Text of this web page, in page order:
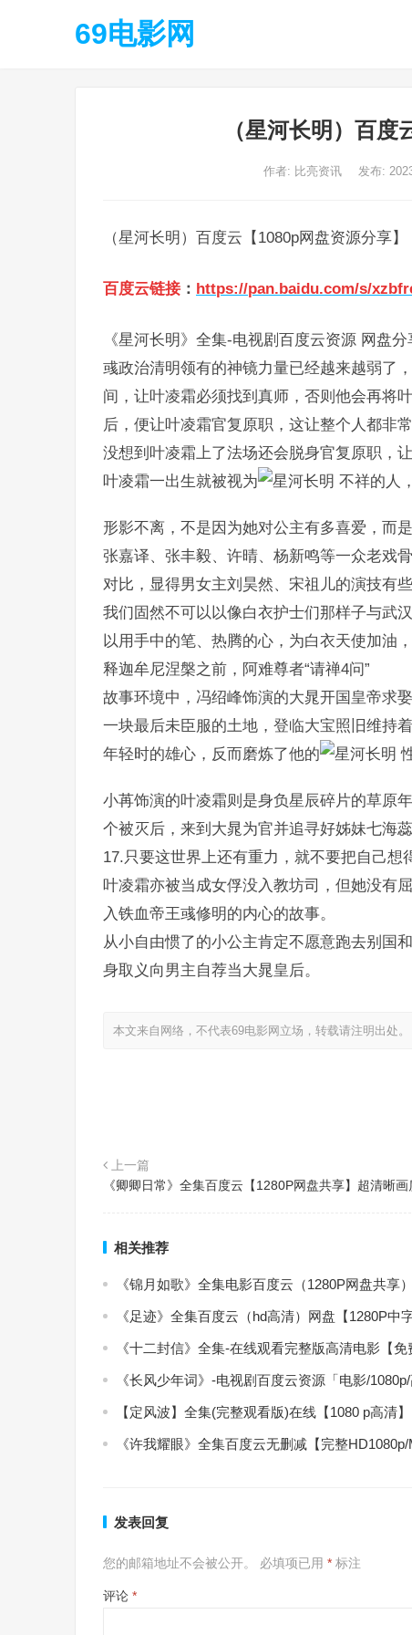
69电影网
（星河长明）百度
作者: 比亮资讯 发布:
（星河长明）百度云【1080p网盘资源分享】
百度云链接 ： https://pan.baidu.com/s/
《星河长明》全集-电视剧百度云资源 网盘分
彧政治清明领有的神镜力量已经越来越弱了
间，让叶凌霜必须找到真师，否则他会再将
后，便让叶凌霜官复原职，这让整个人都非
没想到叶凌霜上了法场还会脱身官复原职，
叶凌霜一出生就被视为
不祥的人
形影不离，不是因为她对公主有多喜爱，而
张嘉译、张丰毅、许晴、杨新鸣等一众老戏
对比，显得男女主刘昊然、宋祖儿的演技有
我们固然不可以以像白衣护士们那样子与武
以用手中的笔、热腾的心，为白衣天使加油
释迦牟尼涅槃之前，阿难尊者“请禅4问”
故事环境中，冯绍峰饰演的大晁开国皇帝求
一块最后未臣服的土地，登临大宝照旧维持
年轻时的雄心，反而磨炼了他的
小苒饰演的叶凌霜则是身负星辰碎片的草原
个被灭后，来到大晁为官并追寻好姊妹七海蕊
17.只要这世界上还有重力，就不要把自己想
叶凌霜亦被当成女俘没入教坊司，但她没有
入铁血帝王彧修明的内心的故事。
从小自由惯了的小公主肯定不愿意跑去别国
身取义向男主自荐当大晁皇后。
本文来自网络，不代表69电影网立场，转载请注明出处。
上一篇
《卿卿日常》全集百度云【1280P网盘共享】超清晰画
相关推荐
《锦月如歌》全集电影百度云（1280P网盘共享
《足迹》全集百度云（hd高清）网盘【1280P中
《十二封信》全集-在线观看完整版高清电影【
《长风少年词》-电视剧百度云资源「电影/
【定风波】全集(完整观看版)在线【1080 p高清】
《许我耀眼》全集百度云无删减【完整
发表回复
您的邮箱地址不会被公开。 必填项已用 * 标注
评论 *